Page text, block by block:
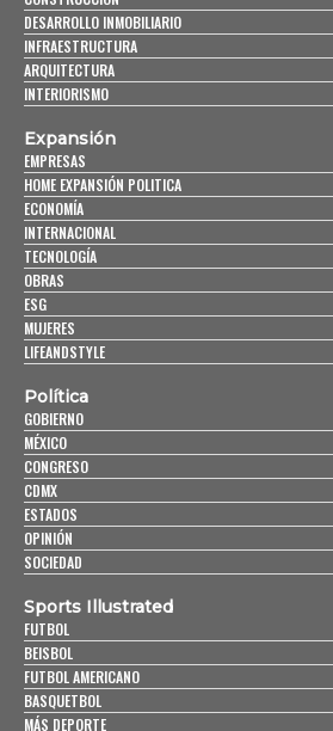
DESARROLLO INMOBILIARIO
INFRAESTRUCTURA
ARQUITECTURA
INTERIORISMO
Expansión
EMPRESAS
HOME EXPANSIÓN POLITICA
ECONOMÍA
INTERNACIONAL
TECNOLOGÍA
OBRAS
ESG
MUJERES
LIFEANDSTYLE
Política
GOBIERNO
MÉXICO
CONGRESO
CDMX
ESTADOS
OPINIÓN
SOCIEDAD
Sports Illustrated
FUTBOL
BEISBOL
FUTBOL AMERICANO
BASQUETBOL
MÁS DEPORTE